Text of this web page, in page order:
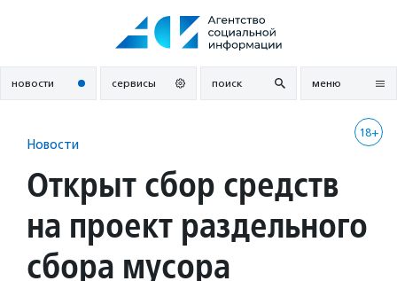
новости сервисы поиск меню
18+
Новости
Открыт сбор средств
на проект раздельного
сбора мусора